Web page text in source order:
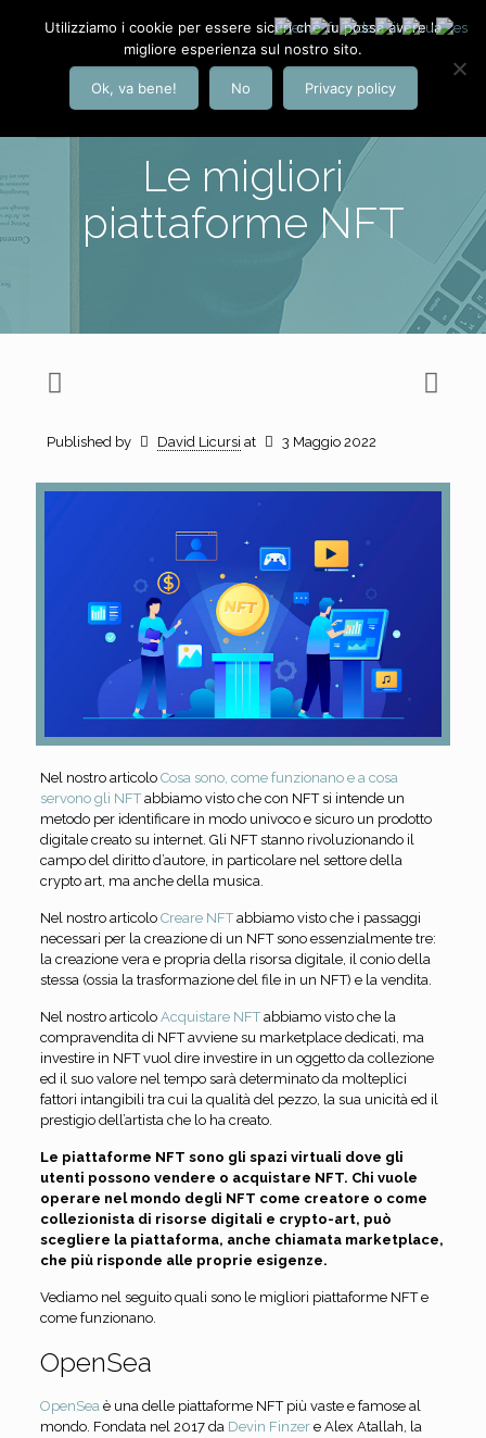
Le migliori
piattaforme NFT
Published by David Licursi at 3 Maggio 2022
Nel nostro articolo Cosa sono, come funzionano e a cosa
servono gli NFTabbiamo visto che con NFT si intende un
metodo per identificare in modo univoco e sicuro un prodotto
digitale creato su internet. Gli NFT stanno rivoluzionando il
campo del diritto d’autore, in particolare nel settore della
crypto art, ma anche della musica.
Nel nostro articolo Creare NFTabbiamo visto che i passaggi
necessari per la creazione di un NFT sono essenzialmente tre:
la creazione vera e propria della risorsa digitale, il conio della
stessa (ossia la trasformazione del file in un NFT) e la vendita.
Nel nostro articolo Acquistare NFTabbiamo visto che la
compravendita di NFT avviene su marketplace dedicati, ma
investire in NFT vuol dire investire in un oggetto da collezione
ed il suo valore nel tempo sarà determinato da molteplici
fattori intangibili tra cui la qualità del pezzo, la sua unicità ed il
prestigio dell’artista che lo ha creato.
Le piattaforme NFT sono gli spazi virtuali dove gli
utenti possono vendere o acquistare NFT. Chi vuole
operare nel mondo degli NFT come creatore o come
collezionista di risorse digitali e crypto-art, può
scegliere la piattaforma, anche chiamata marketplace,
che più risponde alle proprie esigenze.
Vediamo nel seguito quali sono le migliori piattaforme NFT e
come funzionano.
OpenSea
OpenSeaè una delle piattaforme NFT più vaste e famose al
mondo. Fondata nel 2017 da Devin Finzere Alex Atallah, la
Utilizziamo i cookie per essere sicuri che tu possa avere la
migliore esperienza sul nostro sito.
Ok, va bene! No Privacy policy